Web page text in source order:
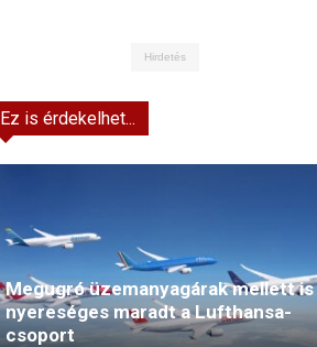
Hirdetés
Ez is érdekelhet...
Megugró üzemanyagárak mellett is
nyereséges maradt a Lufthansa-
csoport